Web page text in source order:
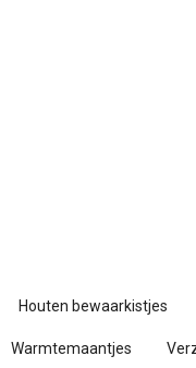
Houten bewaarkistjes
Warmtemaantjes